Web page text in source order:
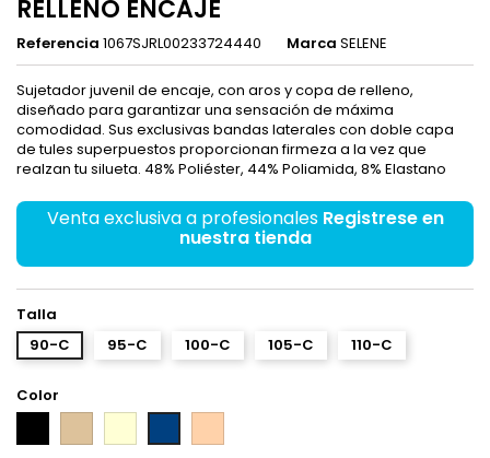
RELLENO ENCAJE
Referencia 1067SJRL00233724440 Marca SELENE
Sujetador juvenil de encaje, con aros y copa de relleno,
diseñado para garantizar una sensación de máxima
comodidad. Sus exclusivas bandas laterales con doble capa
de tules superpuestos proporcionan firmeza a la vez que
realzan tu silueta. 48% Poliéster, 44% Poliamida, 8% Elastano
Venta exclusiva a profesionales Registrese en
nuestra tienda
Talla
90-C
95-C 100-C 105-C 110-C
Color